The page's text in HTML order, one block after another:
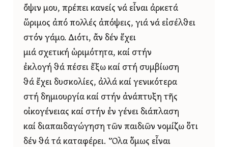
ὄψιν μου, πρέπει κανείς νά εἶναι ἀρκετά
ὥριμος ἀπό πολλές ἀπόψεις, γιά νά εἰσέλθει
στόν γάμο. Διότι, ἄν δέν ἔχει
μιά σχετική ὡριμότητα, καί στήν
ἐκλογή θά πέσει ἔξω καί στή συμβίωση
θά ἔχει δυσκολίες, ἀλλά καί γενικότερα
στή δημιουργία καί στήν ἀνάπτυξη τῆς
οἰκογένειας καί στήν ἐν γένει διάπλαση
καί διαπαιδαγώγηση τῶν παιδιῶν νομίζω ὅτι
δέν θά τά καταφέρει. Ὅλα ὅμως εἶναι